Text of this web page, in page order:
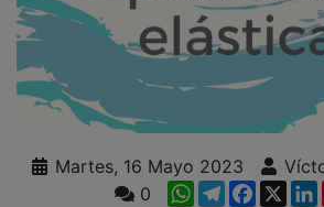
Martes, 16 Mayo 2023
0
WhatsApp
Telegram
X